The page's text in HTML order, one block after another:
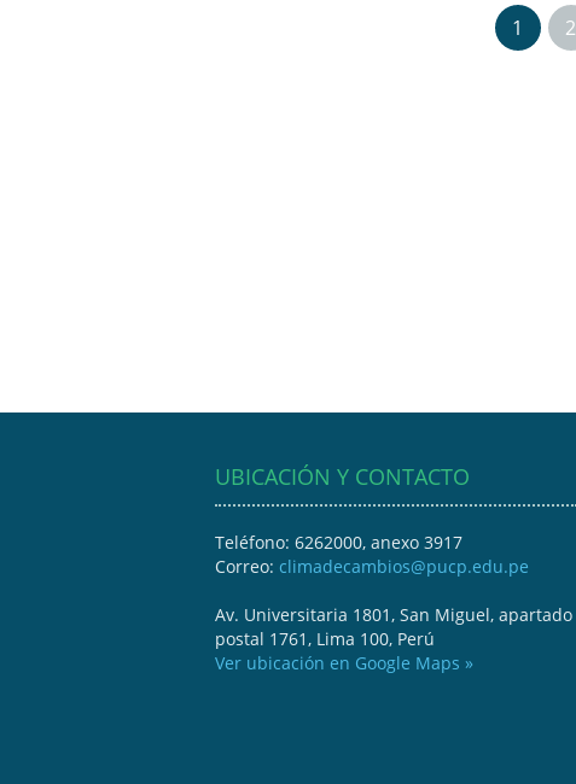
1 2
UBICACIÓN Y CONTACTO
Teléfono: 6262000, anexo 3917
Correo: climadecambios@pucp.edu.pe
Av. Universitaria 1801, San Miguel, apartado
postal 1761, Lima 100, Perú
Ver ubicación en Google Maps »